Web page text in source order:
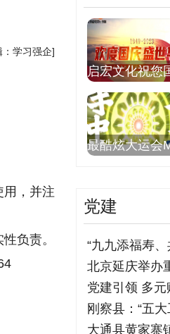
：学习强企]
用，并注
负责。
启宏文化祝您
最酷炫大运会
党建
“九九添福寿
党建引领 多
刚察县：“五
大通县黄家寨